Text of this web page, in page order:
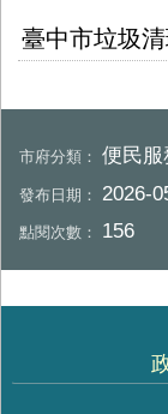
臺中市垃圾
市府分類：便民服
發布日期： 2026-
點閱次數： 156